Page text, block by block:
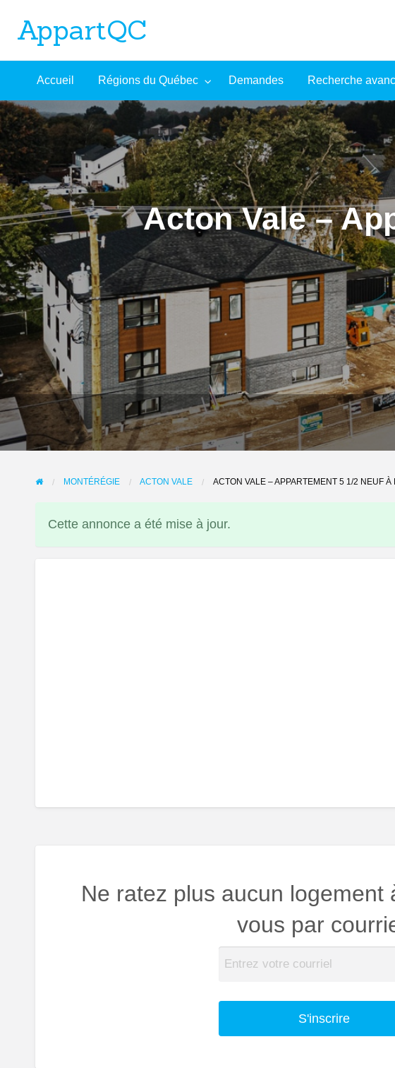
Recherche
Aide
À
AppartQC
Accueil Régions du Québec Demandes Recherche
Acton Vale –
MONTÉRÉGIE ACTON VALE ACTON VALE – APPARTEMENT 5 1/2 NEUF À
Cette annonce a été mise à jour.
Ne ratez plus aucun logement
vous par
S'inscrire